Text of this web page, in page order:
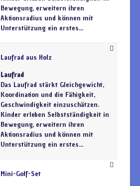
Bewegung, erweitern ihren
Aktionsradius und können mit
Unterstützung ein erstes...
Laufrad aus Holz
Laufrad
Das Laufrad stärkt Gleichgewicht,
Koordination und die Fähigkeit,
Geschwindigkeit einzuschätzen.
Kinder erleben Selbstständigkeit in
Bewegung, erweitern ihren
Aktionsradius und können mit
Unterstützung ein erstes...
Mini-Golf-Set